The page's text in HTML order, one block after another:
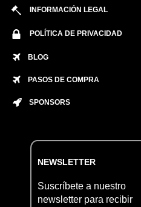
INFORMACIÓN LEGAL
POLÍTICA DE PRIVACIDAD
BLOG
PASOS DE COMPRA
SPONSORS
NEWSLETTER
Suscríbete a nuestro
newsletter para recibir